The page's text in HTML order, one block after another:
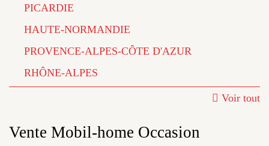
PICARDIE
HAUTE-NORMANDIE
PROVENCE-ALPES-CÔTE D'AZUR
RHÔNE-ALPES
Voir tout
Vente Mobil-home Occasion